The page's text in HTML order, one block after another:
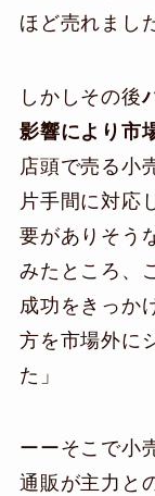
ほど売れまし
しかしその後
影響により市
店頭で売る小
片手間に対応
要がありそう
みたところ、
成功をきっか
方を市場外に
た」
ーーそこで小
通販が主力と